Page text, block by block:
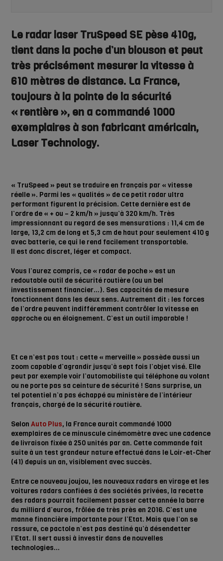
Le radar laser TruSpeed SE pèse 410g,
tient dans la poche d’un blouson et peut
très précisément mesurer la vitesse à
610 mètres de distance. La France,
toujours à la pointe de la sécurité
« rentière », en a commandé 1000
exemplaires à son fabricant américain,
Laser Technology.
« TruSpeed » peut se traduire en français par « vitesse
réelle ». Parmi les « qualités » de ce petit radar ultra
performant figurent la précision. Cette dernière est de
l’ordre de « + ou – 2 km/h » jusqu’à 320 km/h. Très
impressionnant au regard de ses mensurations : 11,4 cm de
large, 13,2 cm de long et 5,3 cm de haut pour seulement 410 g
avec batterie, ce qui le rend facilement transportable.
Il est donc discret, léger et compact.
Vous l’aurez compris, ce « radar de poche » est un
redoutable outil de sécurité routière (ou un bel
investissement financier…). Ses capacités de mesure
fonctionnent dans les deux sens. Autrement dit : les forces
de l’ordre peuvent indifféremment contrôler la vitesse en
approche ou en éloignement. C’est un outil imparable !
Et ce n’est pas tout : cette « merveille » possède aussi un
zoom capable d’agrandir jusqu’à sept fois l’objet visé. Elle
peut par exemple voir l’automobiliste qui téléphone au volant
ou ne porte pas sa ceinture de sécurité ! Sans surprise, un
tel potentiel n’a pas échappé au ministère de l’intérieur
français, chargé de la sécurité routière.
SelonAuto Plus, la France aurait commandé 1000
exemplaires de ce minuscule cinémomètre avec une cadence
de livraison fixée à 250 unités par an. Cette commande fait
suite à un test grandeur nature effectué dans le Loir-et-Cher
(41) depuis un an, visiblement avec succès.
Entre ce nouveau joujou, les nouveaux radars en virage et les
voitures radars confiées à des sociétés privées, la recette
des radars pourrait facilement passer cette année la barre
du milliard d’euros, frôlée de très près en 2016. C’est une
manne financière importante pour l’Etat. Mais que l’on se
rassure, ce pactole n’est pas destiné qu’à désendetter
l’Etat. Il sert aussi à investir dans de nouvelles
technologies…